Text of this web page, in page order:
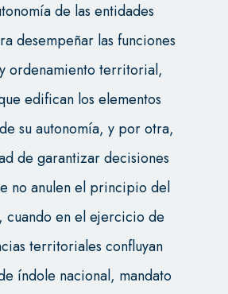
de las entidades
desempeñar las funciones
ordenamiento territorial,
edifican los elementos
su autonomía, y por otra,
de garantizar decisiones
no anulen el principio del
cuando en el ejercicio de
territoriales confluyan
índole nacional, mandato